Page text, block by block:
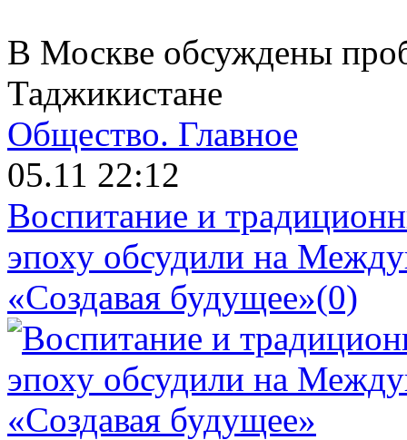
В Москве обсуждены
Таджикистане
Общество. Главное
05.11 22:12
Воспитание и
эпоху обсудили на
«Создавая будущее»(0)